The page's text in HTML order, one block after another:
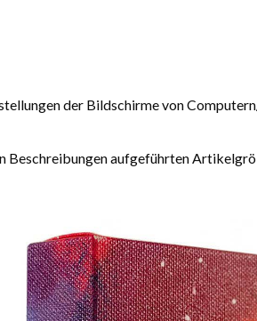
der Bildschirme von
Beschreibungen aufgeführten